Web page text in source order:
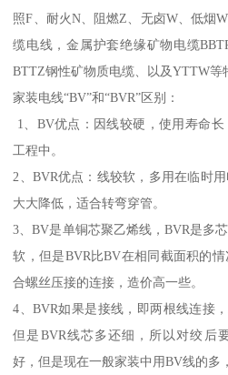
照F、耐火N、阻燃Z、无卤W、低烟
缆电线，金属护套绝缘矿物电缆
BTTZ钢性矿物质电缆、以及YTTW等
家装电线“BV”和“BVR”区别：
1、BV优点：因线较硬，使用寿命
工程中。
2、BVR优点：线较软，多用在临时
大大降低，适合转弯穿管。
3、BV是单铜芯聚乙烯线，BVR是多
软，但是BVR比BV在相同截面积的
合螺丝压接的连接，造价高一些。
4、BVR如果是接线，即两根线连接
但是BVR线芯多还细，所以对绞后
好，但是现在一般家装中用BV线的多